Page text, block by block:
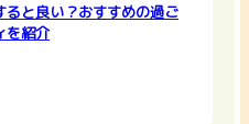
ると良い？おすすめの過ご
を紹介